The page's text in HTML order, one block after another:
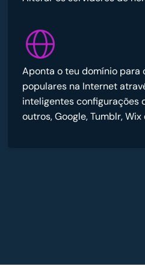
Aponta o teu domínio para
populares na Internet
inteligentes configurações
outros, Google, Tumblr, Wix